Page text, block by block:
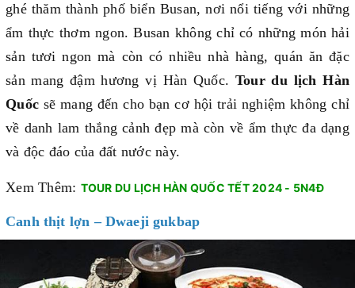
ghé thăm thành phố biển Busan, nơi nổi tiếng với những
ẩm thực thơm ngon. Busan không chỉ có những món hải
sản tươi ngon mà còn có nhiều nhà hàng, quán ăn đặc
sản mang đậm hương vị Hàn Quốc. Tour du lịch Hàn
Quốc sẽ mang đến cho bạn cơ hội trải nghiệm không chỉ
về danh lam thắng cảnh đẹp mà còn về ẩm thực đa dạng
và độc đáo của đất nước này.
Xem Thêm: TOUR DU LỊCH HÀN QUỐC TẾT 2024 - 5N4Đ
Canh thịt lợn – Dwaeji gukbap